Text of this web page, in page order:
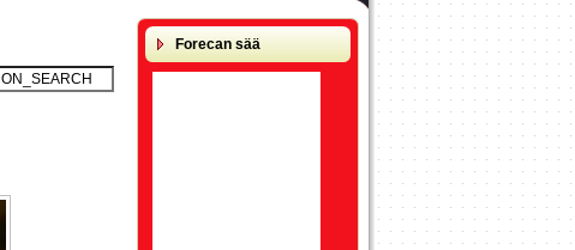
Forecan sää